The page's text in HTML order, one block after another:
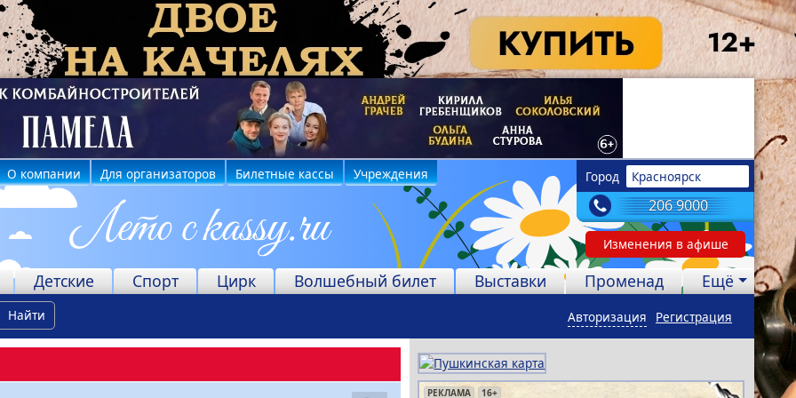
Город Красноярск
206 9000
Изменения в афише
О компании Для организаторов Билетные кассы
Учреждения
Детские Спорт Цирк Волшебный билет Выставки Променад Ещё
Найти Регистрация
Авторизация
РЕКЛАМА 12+
РЕКЛАМА 16+
РЕКЛАМА 16+
РЕКЛАМА 12+
РЕКЛАМА 6+
РЕКЛАМА 12+